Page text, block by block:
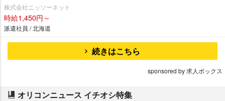
株式会社ニッソーネット
時給1,450円～
派遣社員 / 北海道
続きはこちら
sponsored by 求人ボックス
オリコンニュース イチオシ特集